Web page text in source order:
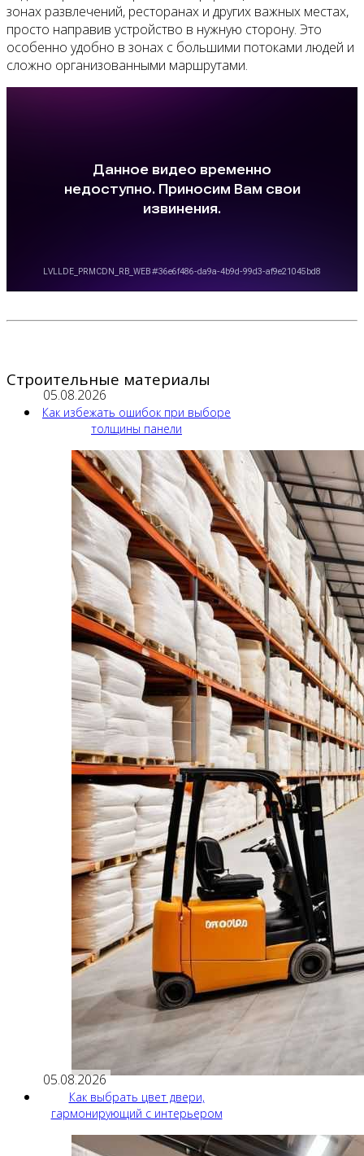
зонах развлечений, ресторанах и других важных местах,
просто направив устройство в нужную сторону. Это
особенно удобно в зонах с большими потоками людей и
сложно организованными маршрутами.
Строительные материалы
05.08.2026
Как избежать ошибок при выборе
толщины панели
05.08.2026
Как выбрать цвет двери,
гармонирующий с интерьером